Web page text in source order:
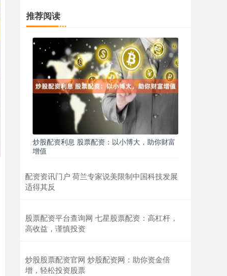
推荐阅读
炒股配资利息 股票配资：以小博大，助你财富
增值
配资资讯门户 荷兰专家说美限制中国科技发展
适得其反
股票配资平台查询网 七星股票配资：高杠杆，
高收益，谨慎投资
炒股股票配资官网 炒股配资网：助你资金倍
增，轻松投资股票